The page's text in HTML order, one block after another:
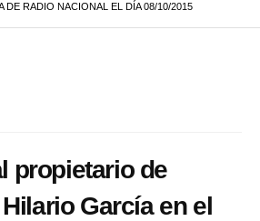
DE RADIO NACIONAL EL DÍA 08/10/2015
propietario de
García en el